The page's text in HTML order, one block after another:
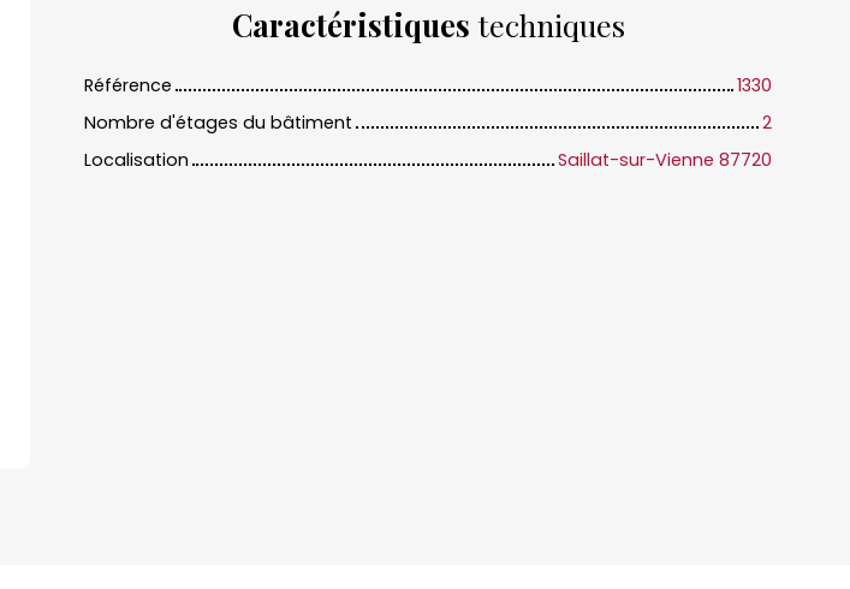
Caractéristiques techniques
Référence
1330
Nombre d'étages du bâtiment
2
Localisation
Saillat-sur-Vienne 87720